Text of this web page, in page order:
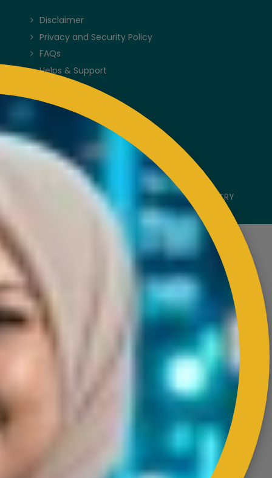
Disclaimer
Privacy and Security Policy
FAQs
Helps & Support
VISITORS COUNTER
Latest Update : 05-August-2026.
COPYRIGHT RESERVED 2023 @ RUBBER INDUSTRY
SMALLHOLDERS DEVELOPMENT AUTHORITY